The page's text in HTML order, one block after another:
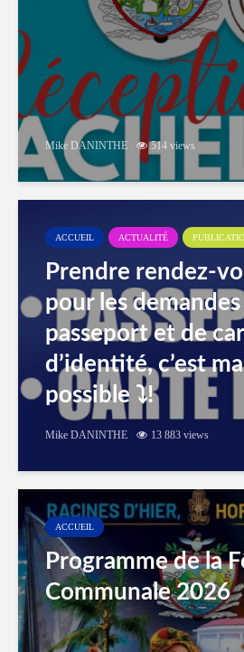
Mike DANINTHE 514 views
ACCUEIL ACTUALITÉ
Prendre rendez-
pour les
passeport et de
d’identité, c’est
possible ⤵️!
Mike DANINTHE 13 883 views
ACCUEIL
Programme de la
Communale 2026